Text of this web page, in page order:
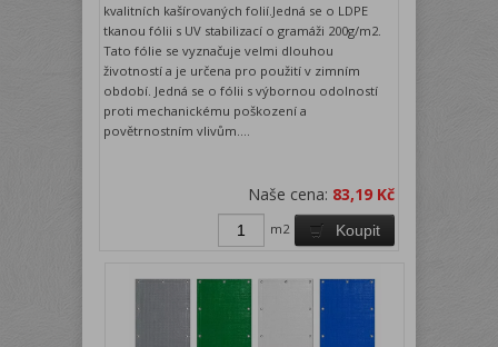
kvalitních kašírovaných folií.Jedná se o LDPE
tkanou fólii s UV stabilizací o gramáži 200g/m2.
Tato fólie se vyznačuje velmi dlouhou
životností a je určena pro použití v zimním
období. Jedná se o fólii s výbornou odolností
proti mechanickému poškození a
povětrnostním vlivům....
Naše cena: 83,19 Kč
Koupit
m2